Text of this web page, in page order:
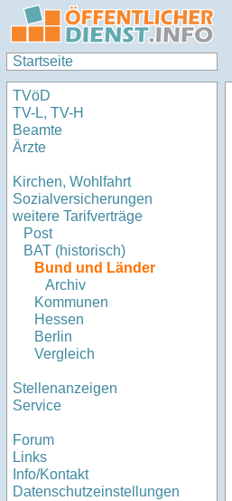
Startseite
TVöD
TV-L, TV-H
Beamte
Ärzte
Kirchen, Wohlfahrt
Sozialversicherungen
weitere Tarifverträge
Post
BAT (historisch)
Bund und Länder
Archiv
Kommunen
Hessen
Berlin
Vergleich
Stellenanzeigen
Service
Forum
Links
Info/Kontakt
Datenschutzeinstellungen